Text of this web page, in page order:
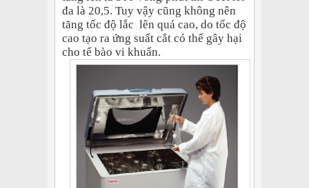
đa là 20,5. Tuy vậy cũng không nên
tăng tốc độ lắc lên quá cao, do tốc độ
cao tạo ra ứng suất cắt có thể gây hại
cho tế bào vi khuẩn.